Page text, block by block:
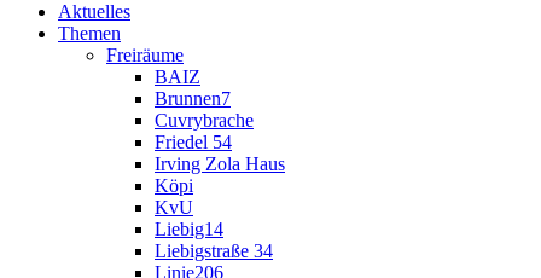
Aktuelles
Themen
Freiräume
BAIZ
Brunnen7
Cuvrybrache
Friedel 54
Irving Zola Haus
Köpi
KvU
Liebig14
Liebigstraße 34
Linie206